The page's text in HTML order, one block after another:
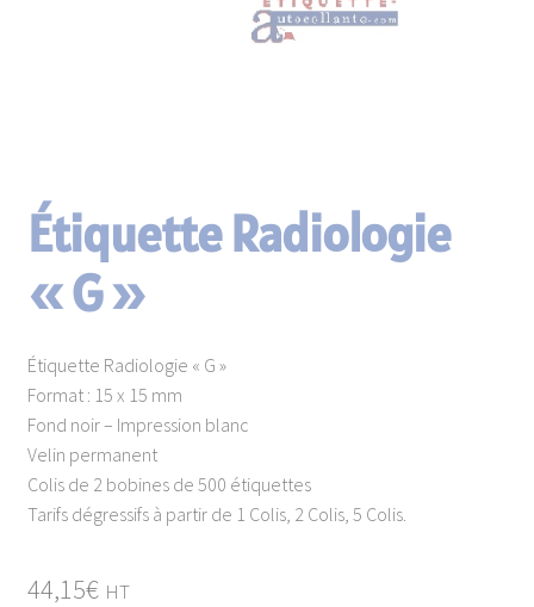
Matériels d’étiquetage
Paravents en continu
Étiquette Radiologie
« G »
Étiquette Radiologie « G »
Format : 15 x 15 mm
Fond noir – Impression blanc
Velin permanent
Colis de 2 bobines de 500 étiquettes
Tarifs dégressifs à partir de 1 Colis, 2 Colis, 5 Colis.
44,15€ HT